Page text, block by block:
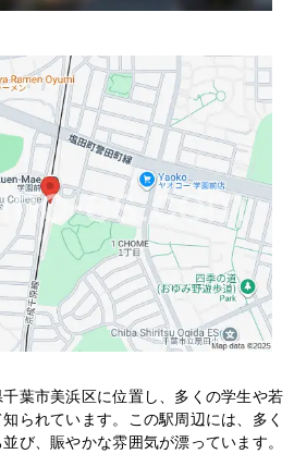
葉市美浜区に位置し、多くの学生や若
られています。この駅周辺には、多く
び、賑やかな雰囲気が漂っています。